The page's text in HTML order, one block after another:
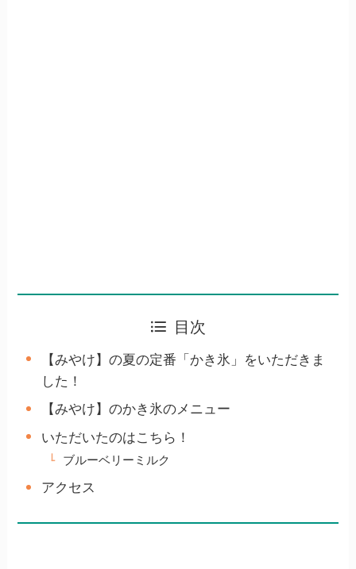
目次
【みやけ】の夏の定番「かき氷」をいただきま
した！
【みやけ】のかき氷のメニュー
いただいたのはこちら！
ブルーベリーミルク
アクセス